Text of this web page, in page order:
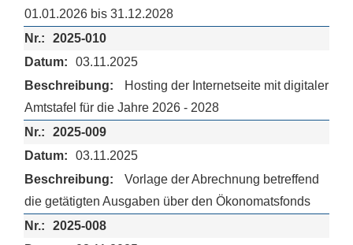
01.01.2026 bis 31.12.2028
2025-010
03.11.2025
Hosting der Internetseite mit digitaler
Amtstafel für die Jahre 2026 - 2028
2025-009
03.11.2025
Vorlage der Abrechnung betreffend
die getätigten Ausgaben über den Ökonomatsfonds
2025-008